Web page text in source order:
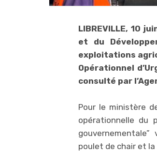
LIBREVILLE, 10
et du
exploitations
Opérationnel
consulté par
Pour le ministère
opérationnelle du
poulet de chair et la